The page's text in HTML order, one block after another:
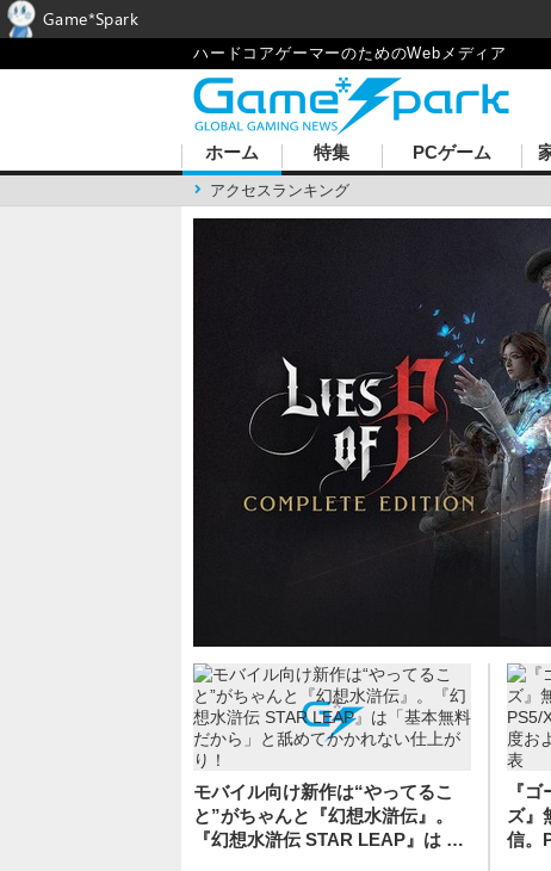
ハードコアゲーマーのためのWebメディア
ホーム
アクセスランキング
特集 PCゲーム
モバイル向け新作は“やってるこ
と”がちゃんと『幻想水滸伝』。
『幻想水滸伝 STAR LEAP』は …
『
ズ』
信。
Game*Spark